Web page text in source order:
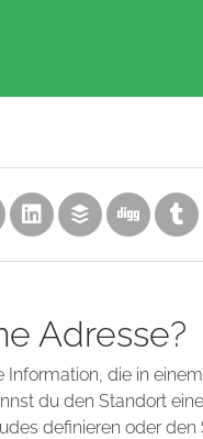
Adresse?
Information, die in
du den Standort
definieren oder